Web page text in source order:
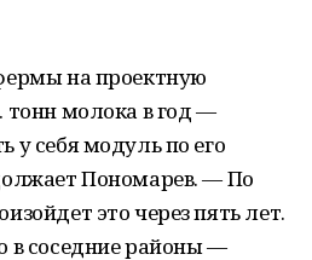
на проектную
молока в год —
у себя модуль по его
Пономарев. — По
это через пять лет.
в соседние районы —